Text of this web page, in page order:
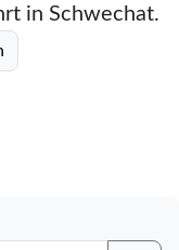
in Schwechat.